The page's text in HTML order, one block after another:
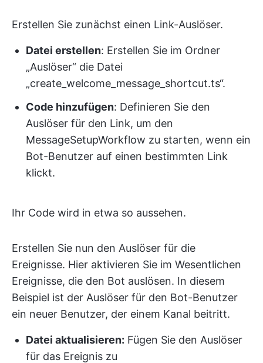
Erstellen Sie zunächst einen Link-Auslöser.
Datei erstellen: Erstellen Sie im Ordner
„Auslöser“ die Datei
„create_welcome_message_shortcut.ts“.
Code hinzufügen: Definieren Sie den
Auslöser für den Link, um den
MessageSetupWorkflow zu starten, wenn ein
Bot-Benutzer auf einen bestimmten Link
klickt.
Ihr Code wird in etwa so aussehen.
Erstellen Sie nun den Auslöser für die
Ereignisse. Hier aktivieren Sie im Wesentlichen
Ereignisse, die den Bot auslösen. In diesem
Beispiel ist der Auslöser für den Bot-Benutzer
ein neuer Benutzer, der einem Kanal beitritt.
Datei aktualisieren: Fügen Sie den Auslöser
für das Ereignis zu